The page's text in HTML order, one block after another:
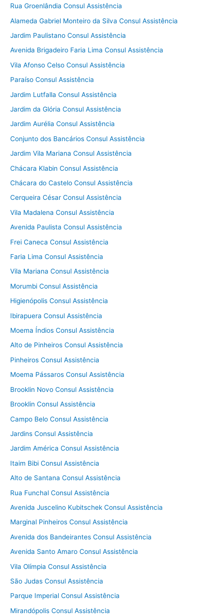
Rua Groenlândia Consul Assistência
Alameda Gabriel Monteiro da Silva Consul Assistência
Jardim Paulistano Consul Assistência
Avenida Brigadeiro Faria Lima Consul Assistência
Vila Afonso Celso Consul Assistência
Paraíso Consul Assistência
Jardim Lutfalla Consul Assistência
Jardim da Glória Consul Assistência
Jardim Aurélia Consul Assistência
Conjunto dos Bancários Consul Assistência
Jardim Vila Mariana Consul Assistência
Chácara Klabin Consul Assistência
Chácara do Castelo Consul Assistência
Cerqueira César Consul Assistência
Vila Madalena Consul Assistência
Avenida Paulista Consul Assistência
Frei Caneca Consul Assistência
Faria Lima Consul Assistência
Vila Mariana Consul Assistência
Morumbi Consul Assistência
Higienópolis Consul Assistência
Ibirapuera Consul Assistência
Moema Índios Consul Assistência
Alto de Pinheiros Consul Assistência
Pinheiros Consul Assistência
Moema Pássaros Consul Assistência
Brooklin Novo Consul Assistência
Brooklin Consul Assistência
Campo Belo Consul Assistência
Jardins Consul Assistência
Jardim América Consul Assistência
Itaim Bibi Consul Assistência
Alto de Santana Consul Assistência
Rua Funchal Consul Assistência
Avenida Juscelino Kubitschek Consul Assistência
Marginal Pinheiros Consul Assistência
Avenida dos Bandeirantes Consul Assistência
Avenida Santo Amaro Consul Assistência
Vila Olímpia Consul Assistência
São Judas Consul Assistência
Parque Imperial Consul Assistência
Mirandópolis Consul Assistência